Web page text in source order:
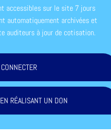
accessibles sur le site 7 jours
automatiquement archivées et
auditeurs à jour de cotisation.
RÉALISANT UN DON